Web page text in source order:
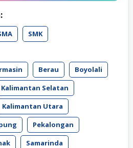
SMK
Berau
Boyolali
Kalimantan Selatan
Kalimantan Utara
Pekalongan
Samarinda